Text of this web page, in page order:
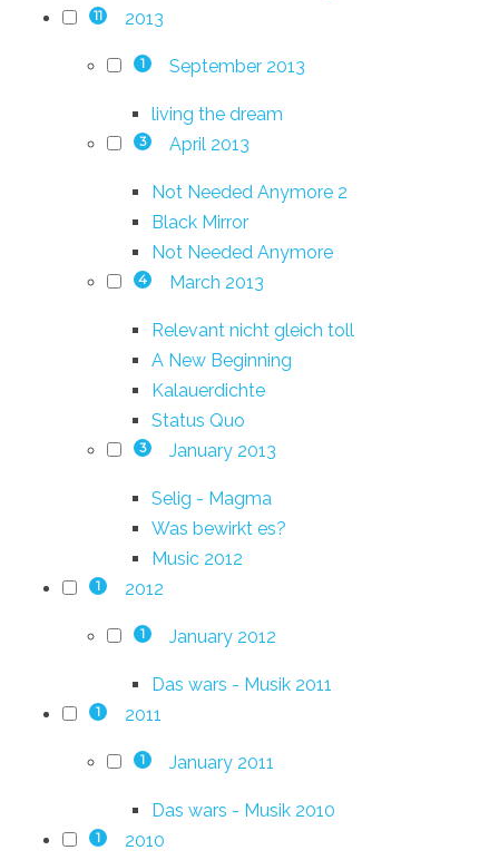
11 2013
1 September 2013
living the dream
3 April 2013
Not Needed Anymore 2
Black Mirror
Not Needed Anymore
4 March 2013
Relevant nicht gleich toll
A New Beginning
Kalauerdichte
Status Quo
3 January 2013
Selig - Magma
Was bewirkt es?
Music 2012
1 2012
1 January 2012
Das wars - Musik 2011
1 2011
1 January 2011
Das wars - Musik 2010
1 2010